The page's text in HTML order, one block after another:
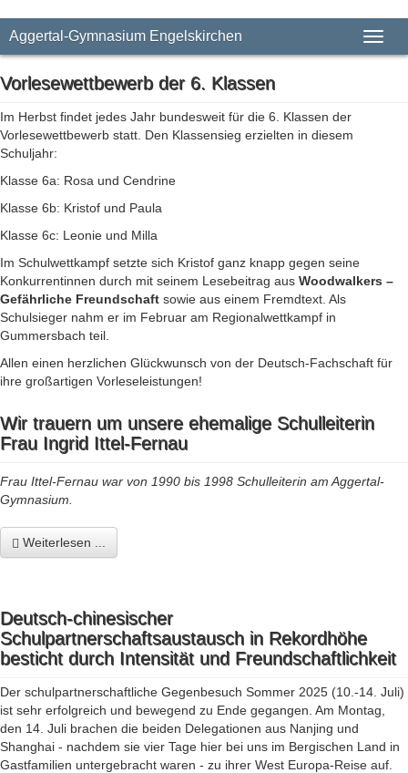
Aggertal-Gymnasium Engelskirchen
Vorlesewettbewerb der 6. Klassen
Im Herbst findet jedes Jahr bundesweit für die 6. Klassen der
Vorlesewettbewerb statt. Den Klassensieg erzielten in diesem
Schuljahr:
Klasse 6a: Rosa und Cendrine
Klasse 6b: Kristof und Paula
Klasse 6c: Leonie und Milla
Im Schulwettkampf setzte sich Kristof ganz knapp gegen seine
Konkurrentinnen durch mit seinem Lesebeitrag aus Woodwalkers –
Gefährliche Freundschaft sowie aus einem Fremdtext. Als
Schulsieger nahm er im Februar am Regionalwettkampf in
Gummersbach teil.
Allen einen herzlichen Glückwunsch von der Deutsch-Fachschaft für
ihre großartigen Vorleseleistungen!
Wir trauern um unsere ehemalige Schulleiterin
Frau Ingrid Ittel-Fernau
Frau Ittel-Fernau war von 1990 bis 1998 Schulleiterin am Aggertal-
Gymnasium.
Weiterlesen ...
Deutsch-chinesischer
Schulpartnerschaftsaustausch in Rekordhöhe
besticht durch Intensität und Freundschaftlichkeit
Der schulpartnerschaftliche Gegenbesuch Sommer 2025 (10.-14. Juli)
ist sehr erfolgreich und bewegend zu Ende gegangen. Am Montag,
den 14. Juli brachen die beiden Delegationen aus Nanjing und
Shanghai - nachdem sie vier Tage hier bei uns im Bergischen Land in
Gastfamilien untergebracht waren - zu ihrer West Europa-Reise auf.